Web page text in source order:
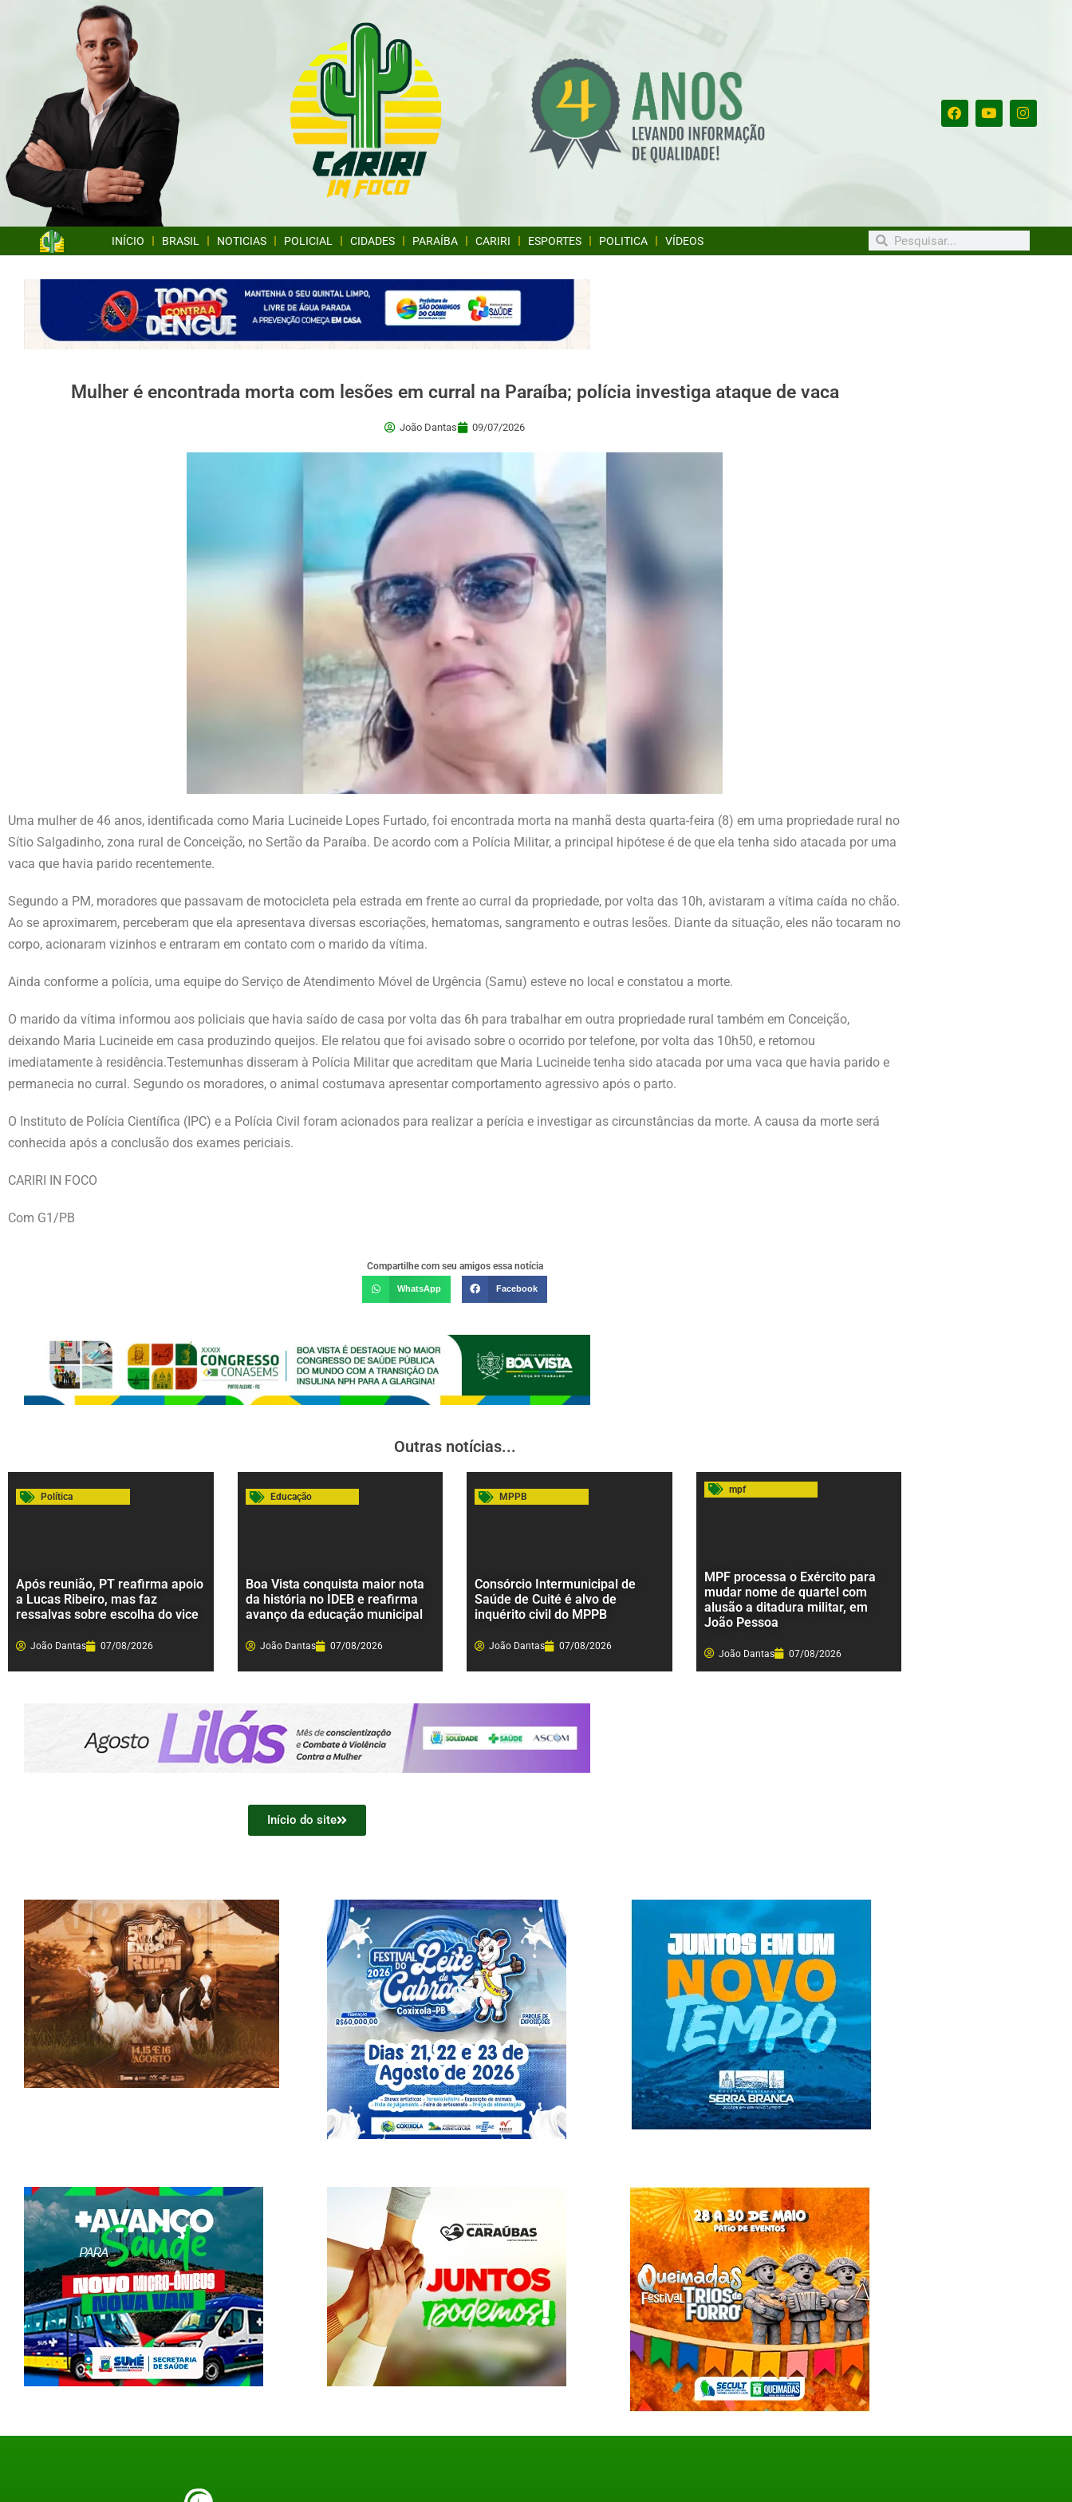
INÍCIO BRASIL NOTICIAS POLICIAL CIDADES PARAÍBA CARIRI ESPORTES POLITICA VÍDEOS
Mulher é encontrada morta com lesões em curral na Paraíba; polícia investiga ataque de vaca
João Dantas 09/07/2026
Uma mulher de 46 anos, identificada como Maria Lucineide Lopes Furtado, foi encontrada morta na manhã desta quarta-feira (8) em uma propriedade rural no
Sítio Salgadinho, zona rural de Conceição, no Sertão da Paraíba. De acordo com a Polícia Militar, a principal hipótese é de que ela tenha sido atacada por uma
vaca que havia parido recentemente.
Segundo a PM, moradores que passavam de motocicleta pela estrada em frente ao curral da propriedade, por volta das 10h, avistaram a vítima caída no chão.
Ao se aproximarem, perceberam que ela apresentava diversas escoriações, hematomas, sangramento e outras lesões. Diante da situação, eles não tocaram no
corpo, acionaram vizinhos e entraram em contato com o marido da vítima.
Ainda conforme a polícia, uma equipe do Serviço de Atendimento Móvel de Urgência (Samu) esteve no local e constatou a morte.
O marido da vítima informou aos policiais que havia saído de casa por volta das 6h para trabalhar em outra propriedade rural também em Conceição,
deixando Maria Lucineide em casa produzindo queijos. Ele relatou que foi avisado sobre o ocorrido por telefone, por volta das 10h50, e retornou
imediatamente à residência.Testemunhas disseram à Polícia Militar que acreditam que Maria Lucineide tenha sido atacada por uma vaca que havia parido e
permanecia no curral. Segundo os moradores, o animal costumava apresentar comportamento agressivo após o parto.
O Instituto de Polícia Científica (IPC) e a Polícia Civil foram acionados para realizar a perícia e investigar as circunstâncias da morte. A causa da morte será
conhecida após a conclusão dos exames periciais.
CARIRI IN FOCO
Com G1/PB
Compartilhe com seu amigos essa notícia
WhatsApp Facebook
Outras notícias...
Política
Após reunião, PT reafirma apoio
a Lucas Ribeiro, mas faz
ressalvas sobre escolha do vice
João Dantas 07/08/2026
Educação
Boa Vista conquista maior nota
da história no IDEB e reafirma
avanço da educação municipal
João Dantas 07/08/2026
MPPB
Consórcio Intermunicipal de
Saúde de Cuité é alvo de
inquérito civil do MPPB
João Dantas 07/08/2026
mpf
MPF processa o Exército para
mudar nome de quartel com
alusão a ditadura militar, em
João Pessoa
João Dantas 07/08/2026
Início do site